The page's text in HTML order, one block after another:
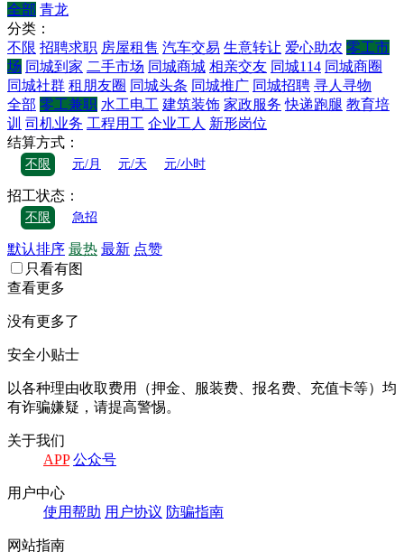
全部 青龙
分类：
不限 招聘求职 房屋租售 汽车交易 生意转让 爱心助农 零工市
场 同城到家 二手市场 同城商城 相亲交友 同城114 同城商圈
同城社群 租朋友圈 同城头条 同城推广 同城招聘 寻人寻物
全部 零工兼职 水工电工 建筑装饰 家政服务 快递跑腿 教育培
训 司机业务 工程用工 企业工人 新形岗位
结算方式：
不限 元/月 元/天 元/小时
招工状态：
不限 急招
默认排序 最热 最新 点赞
只看有图
查看更多
没有更多了
安全小贴士
以各种理由收取费⽤（押⾦、服装费、报名费、充值卡等）均
有诈骗嫌疑，请提⾼警惕。
关于我们
APP 公众号
⽤户中⼼
使⽤帮助 ⽤户协议 防骗指南
⽹站指南